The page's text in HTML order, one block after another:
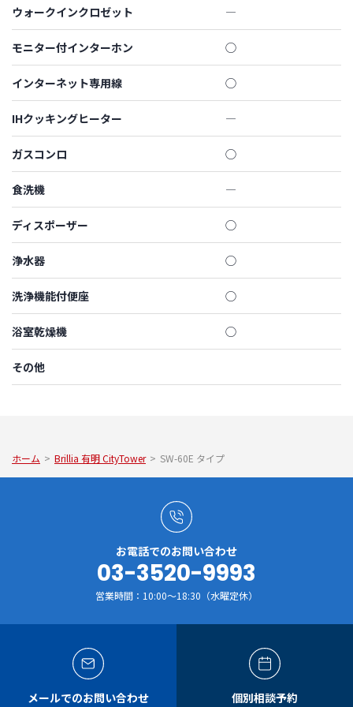
ウォークインクロゼット ―
モニター付インターホン ◯
インターネット専用線 ◯
IHクッキングヒーター ―
ガスコンロ ◯
食洗機 ―
ディスポーザー ◯
浄水器 ◯
洗浄機能付便座 ◯
浴室乾燥機 ◯
その他
ホーム > Brillia 有明 CityTower > SW-60E タイプ
お電話でのお問い合わせ
03-3520-9993
営業時間：10:00～18:30（水曜定休）
メールでのお問い合わせ 個別相談予約